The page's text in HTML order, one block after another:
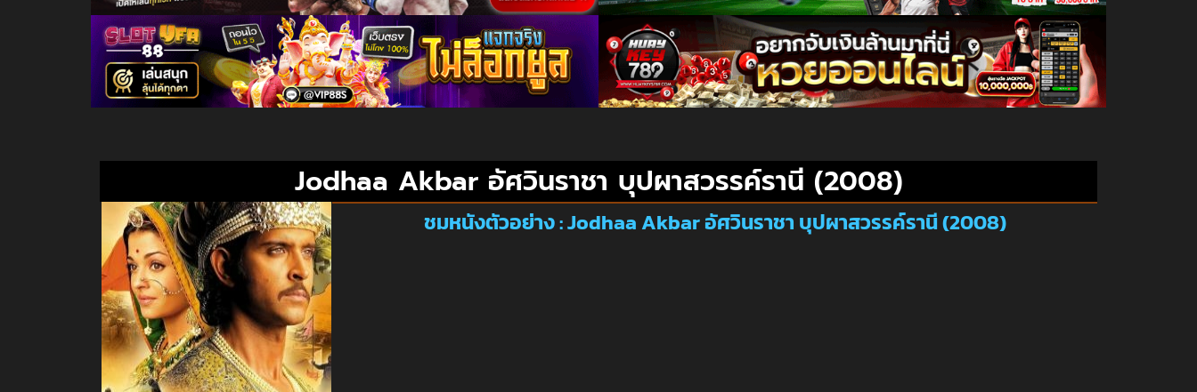
Jodhaa Akbar อัศวินราชา บุปผาสวรรค์รานี (2008)
ชมหนังตัวอย่าง : Jodhaa Akbar อัศวินราชา บุปผาสวรรค์รานี (2008)